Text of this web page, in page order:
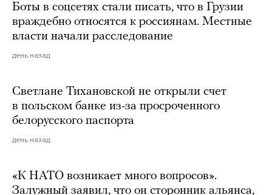
Боты в соцсетях стали писать, что в Грузии
враждебно относятся к россиянам. Местные
власти начали расследование
день назад
Светлане Тихановской не открыли счет
в польском банке из-за просроченного
белорусского паспорта
день назад
«К НАТО возникает много вопросов».
Залужный заявил, что он сторонник альянса,